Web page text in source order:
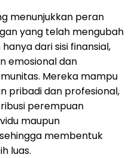
menunjukkan peran
yang telah mengubah
dari sisi finansial,
emosional dan
Mereka mampu
pribadi dan profesional,
perempuan
maupun
membentuk
luas.